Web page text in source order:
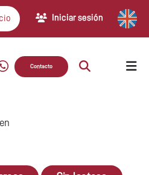
Iniciar sesión
Contacto